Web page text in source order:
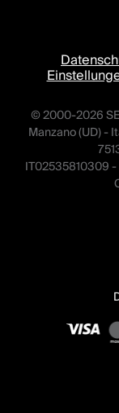
© 2000-2026
Manzano (UD) -
IT02535810309